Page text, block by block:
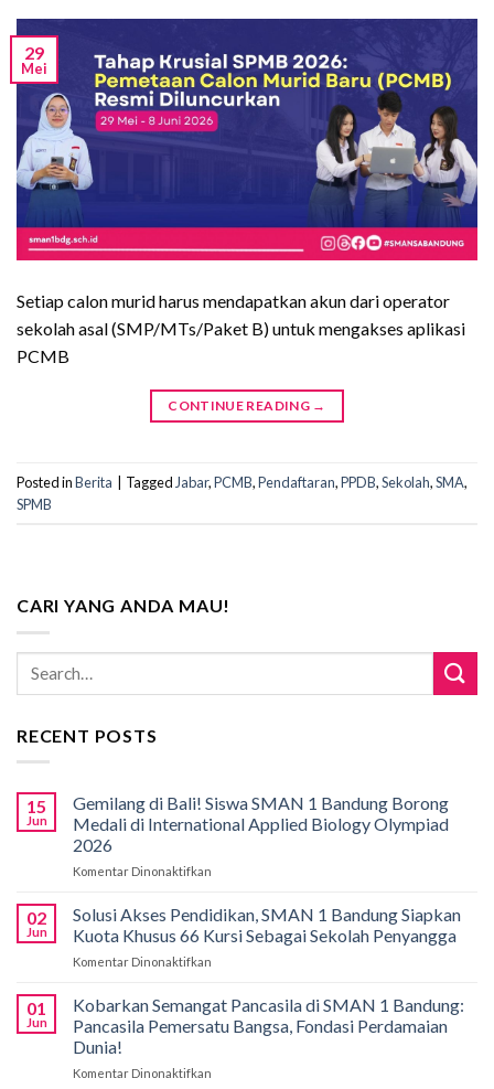
29
Mei
Setiap calon murid harus mendapatkan akun dari operator
sekolah asal (SMP/MTs/Paket B) untuk mengakses aplikasi
PCMB
CONTINUE READING →
Posted inBerita | Tagged Jabar,PCMB,Pendaftaran,PPDB,Sekolah,SMA,
SPMB
CARI YANG ANDA MAU!
RECENT POSTS
15
Jun
Gemilang di Bali! Siswa SMAN 1 Bandung Borong
Medali di International Applied Biology Olympiad
2026
Komentar Dinonaktifkan
di
Bali!
Siswa
Bandung
Borong
02
Jun
Solusi Akses Pendidikan, SMAN 1 Bandung Siapkan
Kuota Khusus 66 Kursi Sebagai Sekolah Penyangga
Komentar Dinonaktifkan
Akses
Pendidikan,
SMAN
01
Jun
Kobarkan Semangat Pancasila di SMAN 1 Bandung:
Pancasila Pemersatu Bangsa, Fondasi Perdamaian
Dunia!
Komentar Dinonaktifkan